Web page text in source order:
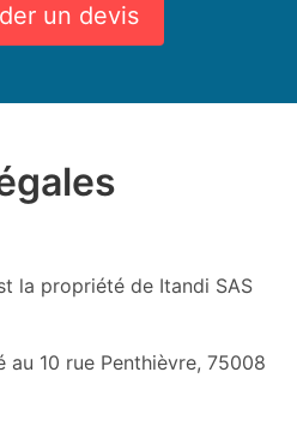
un devis
la propriété de Itandi SAS
au 10 rue Penthièvre, 75008